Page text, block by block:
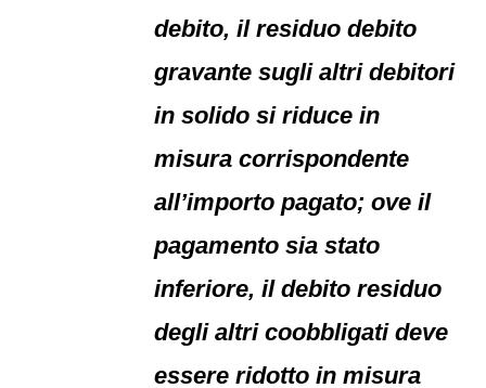
debito, il residuo debito
gravante sugli altri debitori
in solido si riduce in
misura corrispondente
all’importo pagato; ove il
pagamento sia stato
inferiore, il debito residuo
degli altri coobbligati deve
essere ridotto in misura